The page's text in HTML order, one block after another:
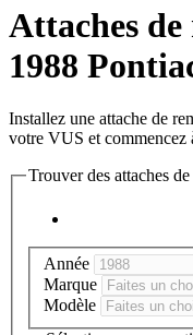
Attaches
1988
Installez une attache de
votre VUS et commencez
Trouver des attaches
Année
Marque
Modèle